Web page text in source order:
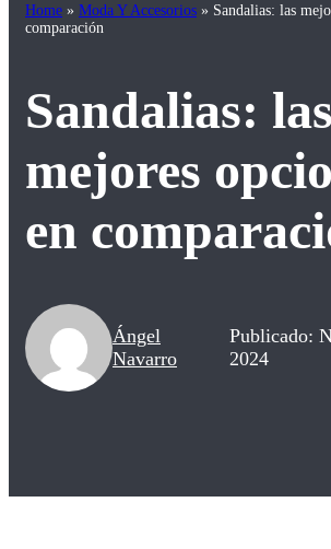
Home » Moda Y Accesorios » Sandalias: las
comparación
Sandalias: las
mejores
en
Ángel
Navarro
Publicado:
2024